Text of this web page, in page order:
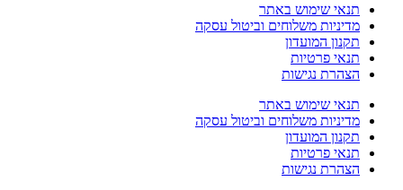
תנאי שימוש באתר
מדיניות משלוחים וביטול עסקה
תקנון המועדון
תנאי פרטיות
הצהרת נגישות
תנאי שימוש באתר
מדיניות משלוחים וביטול עסקה
תקנון המועדון
תנאי פרטיות
הצהרת נגישות